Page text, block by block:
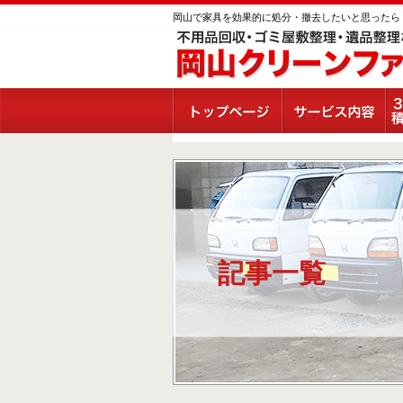
岡山で家具を効果的に処分・撤去したいと思ったら
記事一覧